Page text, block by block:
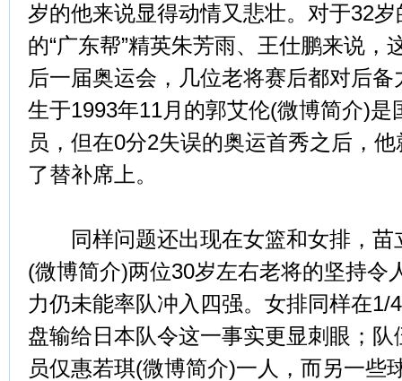
岁的他来说显得动情又悲壮。对于32
的“广东帮”精英朱芳雨、王仕鹏来说，
后一届奥运会，几位老将赛后都对后
生于1993年11月的郭艾伦(微博简介)是
员，但在0分2失误的奥运首秀之后，
了替补席上。
同样问题还出现在女篮和女排，苗
(微博简介)两位30岁左右老将的坚持令
力仍未能率队冲入四强。女排同样在1/
盘输给日本队令这一事实更显刺眼；
员仅惠若琪(微博简介)一人，而另一些